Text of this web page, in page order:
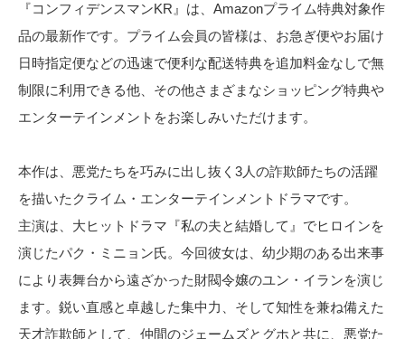
『コンフィデンスマンKR』は、Amazonプライム特典対象作
品の最新作です。プライム会員の皆様は、お急ぎ便やお届け
日時指定便などの迅速で便利な配送特典を追加料金なしで無
制限に利用できる他、その他さまざまなショッピング特典や
エンターテインメントをお楽しみいただけます。
本作は、悪党たちを巧みに出し抜く3人の詐欺師たちの活躍
を描いたクライム・エンターテインメントドラマです。
主演は、大ヒットドラマ『私の夫と結婚して』でヒロインを
演じたパク・ミニョン氏。今回彼女は、幼少期のある出来事
により表舞台から遠ざかった財閥令嬢のユン・イランを演じ
ます。鋭い直感と卓越した集中力、そして知性を兼ね備えた
天才詐欺師として、仲間のジェームズとグホと共に、悪党た